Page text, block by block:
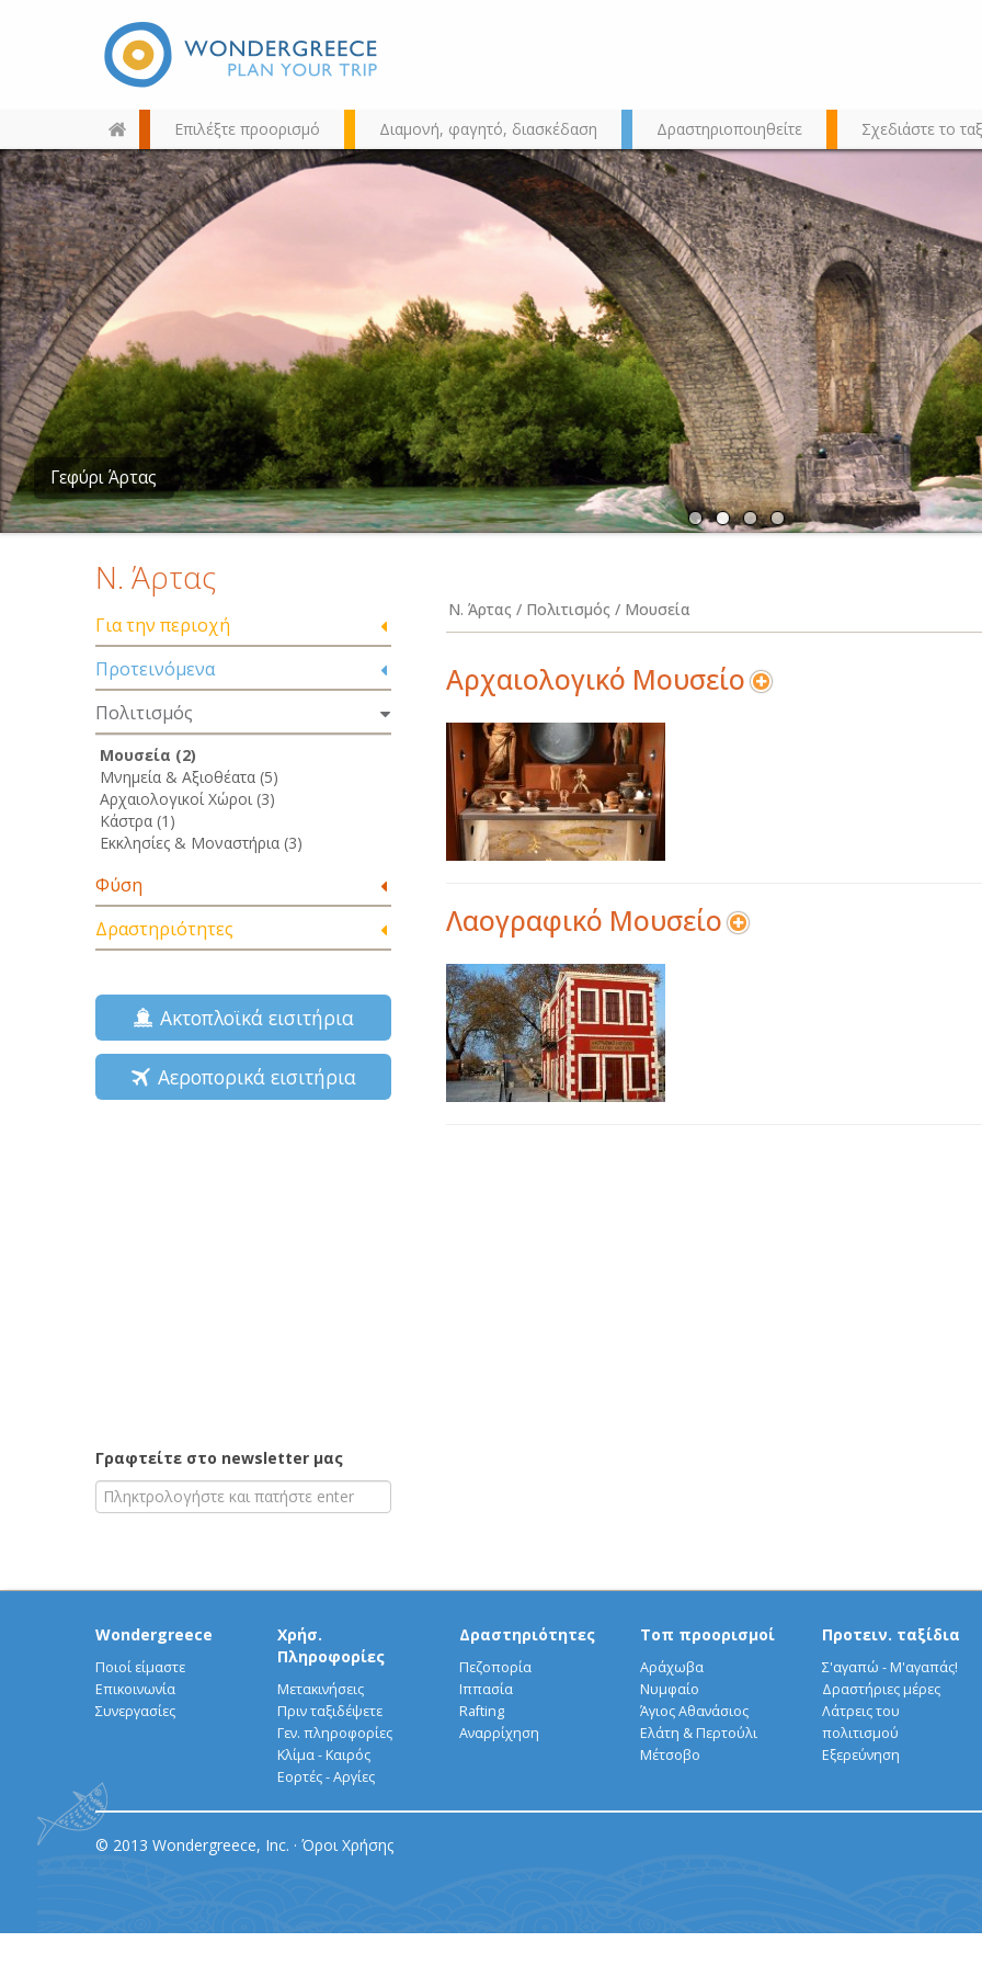
Επιλέξτε προορισμό Διαμονή, φαγητό, διασκέδαση Δραστηριοποιηθείτε Σχεδιάστε το
Διαλέξτε τον προορισμό σας
από τον χάρτη, την αναζήτηση
ή αλφαβητικά
Άραχθος
Ν. Άρτας
Για την περιοχή
Προτεινόμενα
Πολιτισμός
Μουσεία (2)
Μνημεία & Αξιοθέατα (5)
Αρχαιολογικοί Χώροι (3)
Κάστρα (1)
Εκκλησίες & Μοναστήρια (3)
Φύση
Δραστηριότητες
Ακτοπλοϊκά εισιτήρια
Αεροπορικά εισιτήρια
Γραφτείτε στο newsletter μας
Ν. Άρτας / Πολιτισμός / Μουσεία
Αρχαιολογικό Μουσείο
Λαογραφικό Μουσείο
Wondergreece
Ποιοί είμαστε
Επικοινωνία
Συνεργασίες
Χρήσ.
Πληροφορίες
Μετακινήσεις
Πριν ταξιδέψετε
Γεν. πληροφορίες
Κλίμα - Καιρός
Εορτές - Αργίες
Δραστηριότητες
Πεζοπορία
Ιππασία
Rafting
Αναρρίχηση
Τοπ προορισμοί
Αράχωβα
Νυμφαίο
Άγιος Αθανάσιος
Ελάτη & Περτούλι
Μέτσοβο
Προτειν. ταξίδια
Σ'αγαπώ - Μ'αγαπάς!
Δραστήριες μέρες
Λάτρεις του
πολιτισμού
Εξερεύνηση
© 2013 Wondergreece, Inc. · Όροι Χρήσης